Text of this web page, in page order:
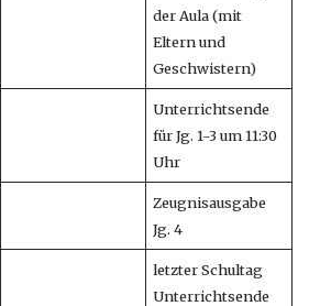
der Aula (mit
Eltern und
Geschwistern)
Unterrichtsende
für Jg. 1-3 um 11:30
Uhr
Zeugnisausgabe
Jg. 4
letzter Schultag
Unterrichtsende